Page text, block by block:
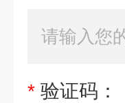
* 验证码：